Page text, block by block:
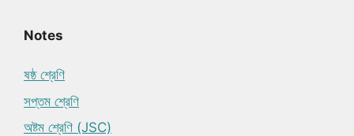
Notes
ষষ্ঠ শ্রেণি
সপ্তম শ্রেণি
অষ্টম শ্রেণি (JSC)